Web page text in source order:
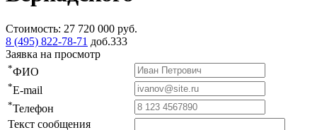
Стоимость: 27 720 000 руб.
8 (495) 822-78-71 доб.333
Заявка на просмотр
*ФИО
*E-mail
*Телефон
Текст сообщения